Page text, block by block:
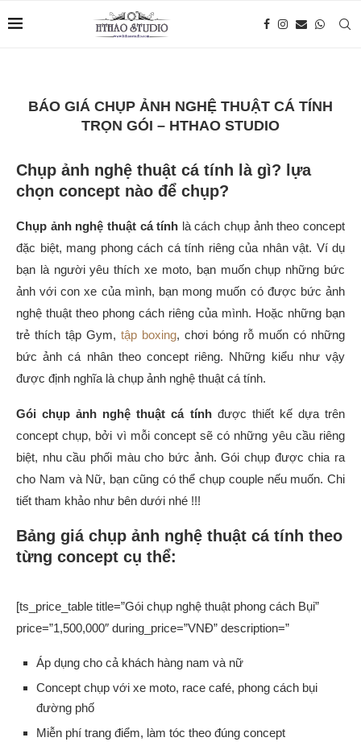
BÁO GIÁ CHỤP ẢNH NGHỆ THUẬT CÁ TÍNH
TRỌN GÓI – HTHAO STUDIO
Chụp ảnh nghệ thuật cá tính là gì? lựa
chọn concept nào để chụp?
Chụp ảnh nghệ thuật cá tính là cách chụp ảnh theo concept
đặc biệt, mang phong cách cá tính riêng của nhân vật. Ví dụ
bạn là người yêu thích xe moto, bạn muốn chụp những bức
ảnh với con xe của mình, bạn mong muốn có được bức ảnh
nghệ thuật theo phong cách riêng của mình. Hoặc những bạn
trẻ thích tập Gym, tập boxing, chơi bóng rỗ muốn có những
bức ảnh cá nhân theo concept riêng. Những kiểu như vậy
được định nghĩa là chụp ảnh nghệ thuật cá tính.
Gói chụp ảnh nghệ thuật cá tínhđược thiết kế dựa trên
concept chụp, bởi vì mỗi concept sẽ có những yêu cầu riêng
biệt, nhu cầu phối màu cho bức ảnh. Gói chụp được chia ra
cho Nam và Nữ, bạn cũng có thể chụp couple nếu muốn. Chi
tiết tham khảo như bên dưới nhé !!!
Bảng giá chụp ảnh nghệ thuật cá tính theo
từng concept cụ thể:
[ts_price_table title=”Gói chụp nghệ thuật phong cách Bụi”
price=”1,500,000″ during_price=”VNĐ” description=”
Áp dụng cho cả khách hàng nam và nữ
Concept chụp với xe moto, race café, phong cách bụi
đường phố
Miễn phí trang điểm, làm tóc theo đúng concept